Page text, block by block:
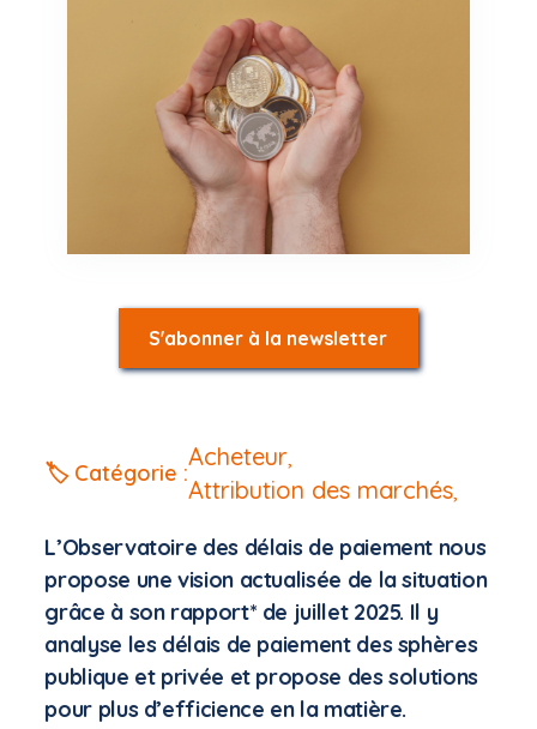
🏷️ Catégorie :
Acheteur
Attribution des marchés
L’Observatoire des délais de paiement nous
propose une vision actualisée de la situation
grâce à son rapport* de juillet 2025. Il y
analyse les délais de paiement des sphères
publique et privée et propose des solutions
pour plus d’efficience en la matière.
S'abonner à la newsletter